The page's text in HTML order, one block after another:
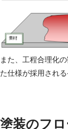
また、工程合理化
た仕様が採用される
塗装のフ